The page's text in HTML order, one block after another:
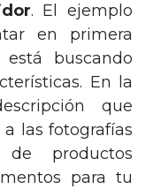
. El ejemplo
en primera
buscando
En la
que
las fotografías
productos
para tu